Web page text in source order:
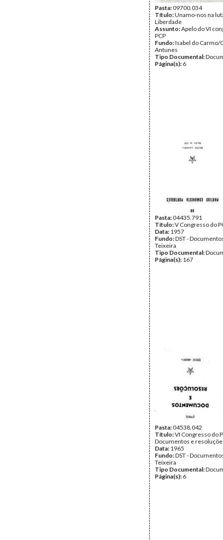
Pasta:09700.034
Título:Unamo-nos na
Liberdade
Assunto:Apelo do VI
PCP
Fundo:Isabel do Carmo/
Antunes
Tipo Documental:
Página(s): 6
Pasta:04435.791
Título:V Congresso do
Data: 1957
Fundo:DST -
Teixeira
Tipo Documental:
Página(s): 167
Pasta:04538.042
Título:VI Congresso do
Documentos e
Data: 1965
Fundo:DST -
Teixeira
Tipo Documental:
Página(s): 6